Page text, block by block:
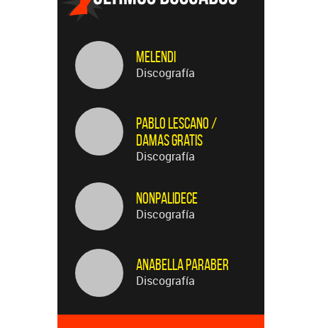
Melendi
Discografía
Pablo Lescano /
Damas Gratis
Discografía
Nonpalidece
Discografía
Anabella Paraber
Discografía